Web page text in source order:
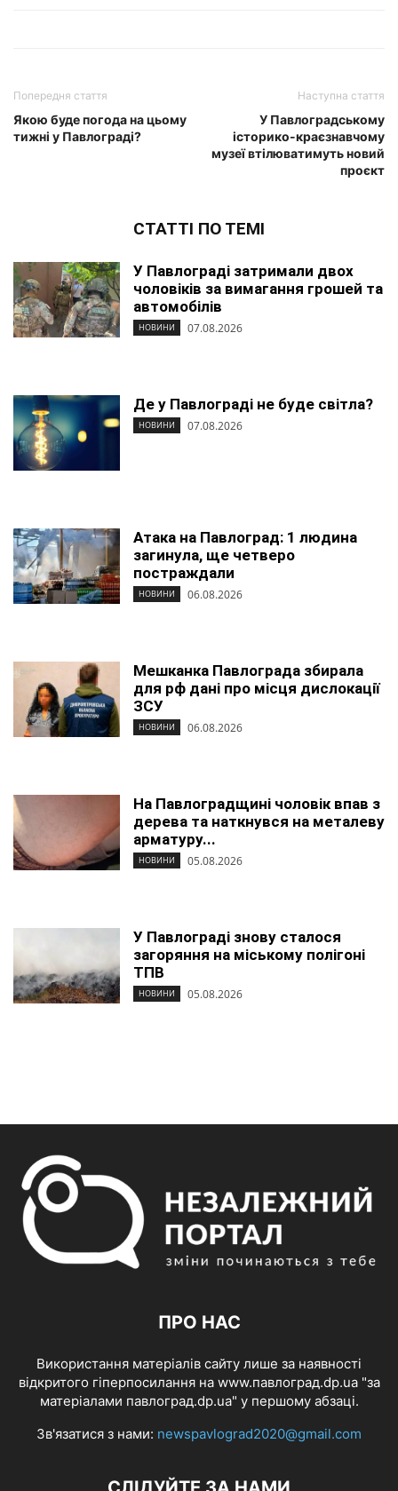
Попередня стаття
Якою буде погода на цьому
тижні у Павлограді?
Наступна стаття
У Павлоградському
історико-краєзнавчому
музеї втілюватимуть новий
проєкт
СТАТТІ ПО ТЕМІ
У Павлограді затримали двох
чоловіків за вимагання грошей та
автомобілів
НОВИНИ 07.08.2026
Де у Павлограді не буде світла?
НОВИНИ 07.08.2026
Атака на Павлоград: 1 людина
загинула, ще четверо
постраждали
НОВИНИ 06.08.2026
Мешканка Павлограда збирала
для рф дані про місця дислокації
ЗСУ
НОВИНИ 06.08.2026
На Павлоградщині чоловік впав з
дерева та наткнувся на металеву
арматуру...
НОВИНИ 05.08.2026
У Павлограді знову сталося
загоряння на міському полігоні
ТПВ
НОВИНИ 05.08.2026
ПРО НАС
Використання матеріалів сайту лише за наявності
відкритого гіперпосилання на www.павлоград.dp.ua "за
матеріалами павлоград.dp.ua" у першому абзаці.
Зв'язатися з нами: newspavlograd2020@gmail.com